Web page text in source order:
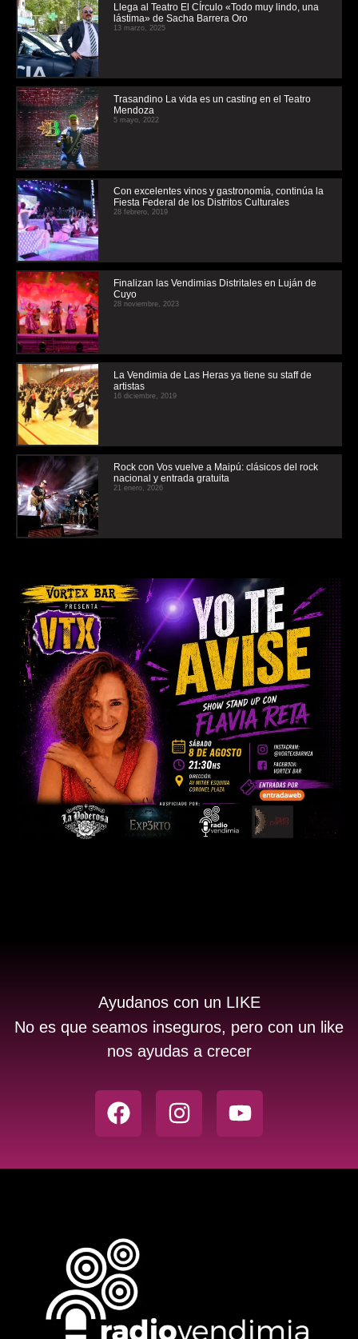
Llega al Teatro El CÍrculo «Todo muy lindo, una
lástima» de Sacha Barrera Oro
13 marzo, 2025
Trasandino La vida es un casting en el Teatro
Mendoza
5 mayo, 2022
Con excelentes vinos y gastronomía, continúa la
Fiesta Federal de los Distritos Culturales
28 febrero, 2019
Finalizan las Vendimias Distritales en Luján de
Cuyo
28 noviembre, 2023
La Vendimia de Las Heras ya tiene su staff de
artistas
16 diciembre, 2019
Rock con Vos vuelve a Maipú: clásicos del rock
nacional y entrada gratuita
21 enero, 2026
Ayudanos con un LIKE
No es que seamos inseguros, pero con un like
nos ayudas a crecer